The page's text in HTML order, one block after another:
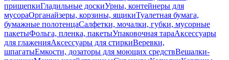
прищепкиГладильные доскиУрны, контейнеры для
мусораОрганайзеры, корзины, ящикиТуалетная бумага,
бумажные полотенцаСалфетки, мочалки, губки, мусорные
пакетыФольга, пленка, пакетыУпаковочная тараАксессуары
для глаженияАксессуары для стиркиВеревки,
шпагатыЕмкости, дозаторы для моющих средствВешалки-